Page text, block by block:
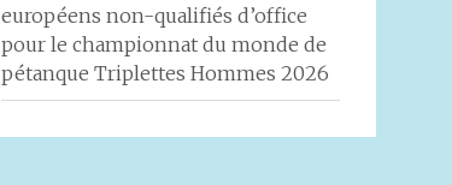
européens non-qualifiés d’office
pour le championnat du monde de
pétanque Triplettes Hommes 2026